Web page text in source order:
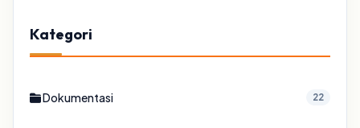
Kategori
Dokumentasi 22